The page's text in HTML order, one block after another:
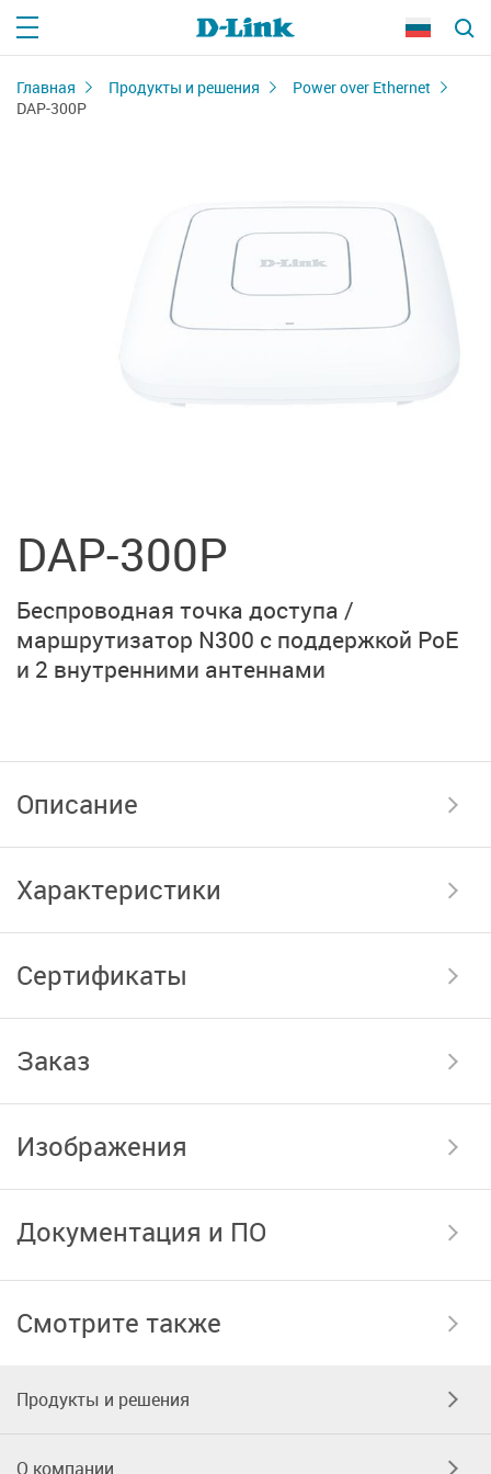
Главная Продукты и решения
Power over Ethernet
DAP-300P
DAP-300P
Беспроводная точка доступа /
маршрутизатор N300 c поддержкой PoE
и 2 внутренними антеннами
Описание
Характеристики
Сертификаты
Заказ
Изображения
Документация и ПО
Смотрите также
Продукты и решения
О компании